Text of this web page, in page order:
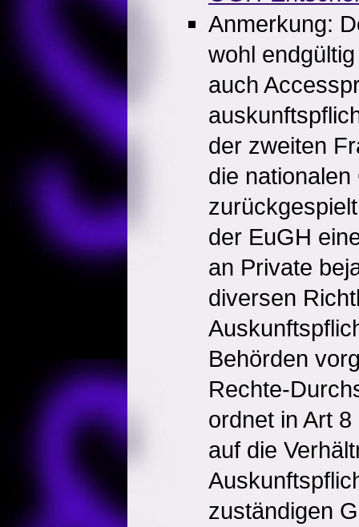
Anmerkung:
wohl
auch
der zweiten
die
der EuGH
an Private
diversen
Behörden
Rechte-
ordnet in Art
auf die
zuständigen